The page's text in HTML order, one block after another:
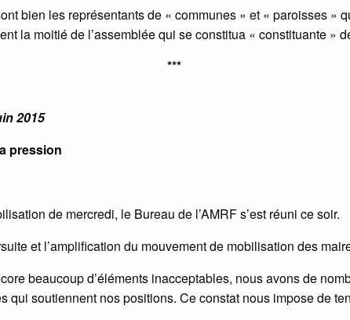
bien les représentants de « communes » et « paroisses »
la moitié de l’assemblée qui se constitua « constituante »
***
2015
pression
de mercredi, le Bureau de l’AMRF s’est réuni ce soir.
et l’amplification du mouvement de mobilisation des
beaucoup d’éléments inacceptables, nous avons de
qui soutiennent nos positions. Ce constat nous impose de